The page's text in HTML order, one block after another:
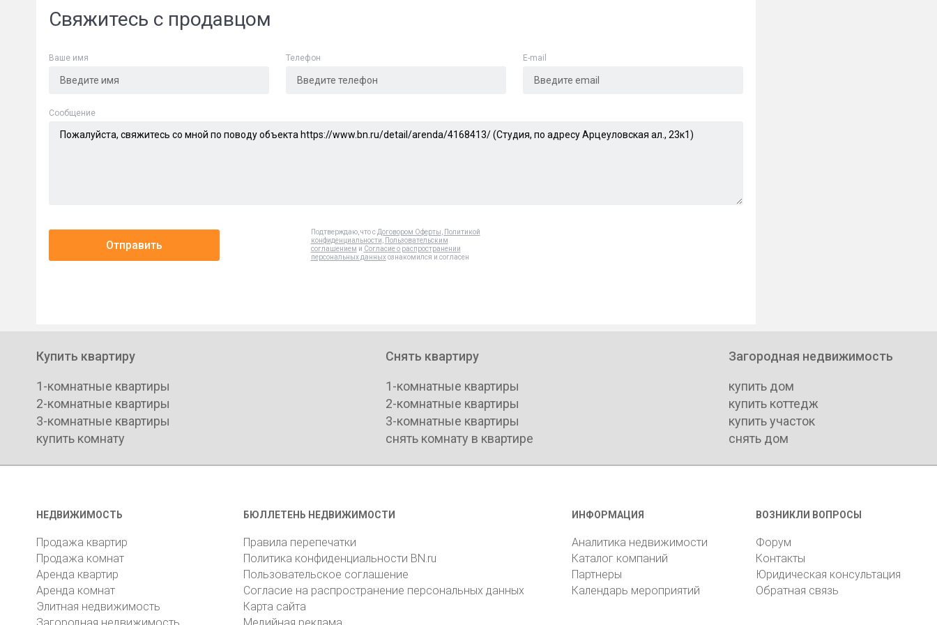
Свяжитесь с продавцом
Ваше имя Телефон E-mail
Cообщение
Отправить
Подтверждаю, что с Договором Оферты
Политикой
конфиденциальности
Пользовательским
соглашением и Согласие о распространении
персональных данныхознакомился и согласен
Купить квартиру
1-комнатные квартиры
2-комнатные квартиры
3-комнатные квартиры
купить комнату
Снять квартиру
1-комнатные квартиры
2-комнатные квартиры
3-комнатные квартиры
снять комнату в квартире
Загородная недвижимость
купить дом
купить коттедж
купить участок
снять дом
НЕДВИЖИМОСТЬ
Продажа квартир
Продажа комнат
Аренда квартир
Аренда комнат
Элитная недвижимость
БЮЛЛЕТЕНЬ НЕДВИЖИМОСТИ
Правила перепечатки
Политика конфиденциальности BN.ru
Пользовательское соглашение
Согласие на распространение персональных данных
Карта сайта
ИНФОРМАЦИЯ
Аналитика недвижимости
Каталог компаний
Партнеры
Календарь мероприятий
ВОЗНИКЛИ ВОПРОСЫ
Форум
Контакты
Юридическая консультация
Обратная связь